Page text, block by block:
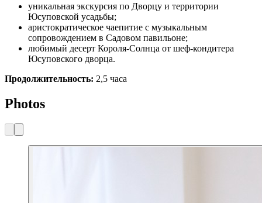
уникальная экскурсия по Дворцу и территории
Юсуповской усадьбы;
аристократическое чаепитие с музыкальным
сопровождением в Садовом павильоне;
любимый десерт Короля-Солнца от шеф-кондитера
Юсуповского дворца.
Продолжительность: 2,5 часа
Photos